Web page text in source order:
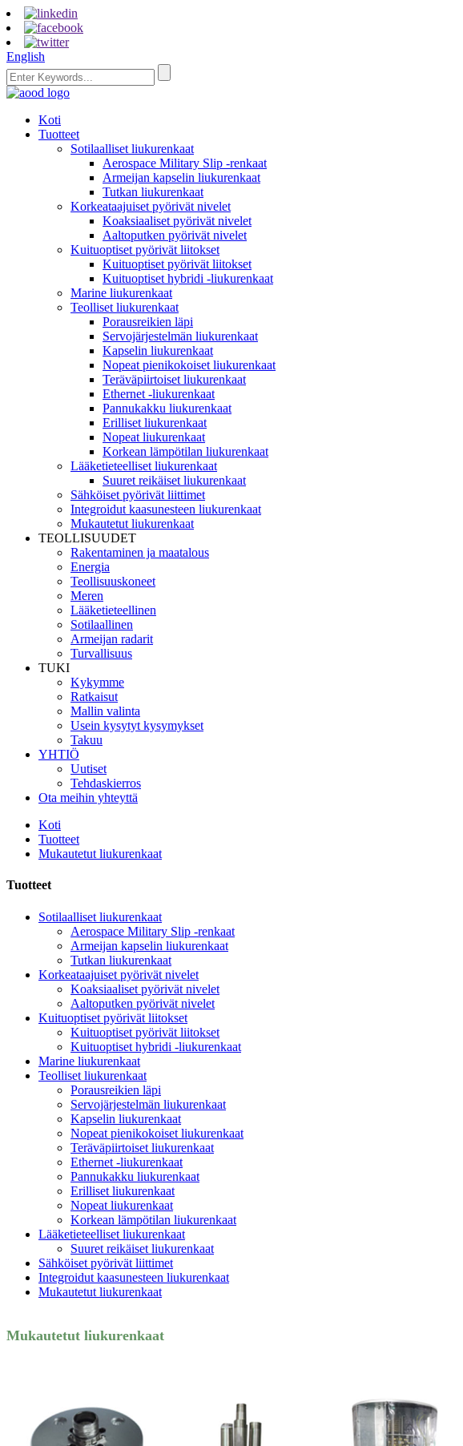
English
Koti
Tuotteet
Sotilaalliset liukurenkaat
Aerospace Military Slip -renkaat
Armeijan kapselin liukurenkaat
Tutkan liukurenkaat
Korkeataajuiset pyörivät nivelet
Koaksiaaliset pyörivät nivelet
Aaltoputken pyörivät nivelet
Kuituoptiset pyörivät liitokset
Kuituoptiset pyörivät liitokset
Kuituoptiset hybridi -liukurenkaat
Marine liukurenkaat
Teolliset liukurenkaat
Porausreikien läpi
Servojärjestelmän liukurenkaat
Kapselin liukurenkaat
Nopeat pienikokoiset liukurenkaat
Teräväpiirtoiset liukurenkaat
Ethernet -liukurenkaat
Pannukakku liukurenkaat
Erilliset liukurenkaat
Nopeat liukurenkaat
Korkean lämpötilan liukurenkaat
Lääketieteelliset liukurenkaat
Suuret reikäiset liukurenkaat
Sähköiset pyörivät liittimet
Integroidut kaasunesteen liukurenkaat
Mukautetut liukurenkaat
TEOLLISUUDET
Rakentaminen ja maatalous
Energia
Teollisuuskoneet
Meren
Lääketieteellinen
Sotilaallinen
Armeijan radarit
Turvallisuus
TUKI
Kykymme
Ratkaisut
Mallin valinta
Usein kysytyt kysymykset
Takuu
YHTIÖ
Uutiset
Tehdaskierros
Ota meihin yhteyttä
Koti
Tuotteet
Mukautetut liukurenkaat
Tuotteet
Sotilaalliset liukurenkaat
Aerospace Military Slip -renkaat
Armeijan kapselin liukurenkaat
Tutkan liukurenkaat
Korkeataajuiset pyörivät nivelet
Koaksiaaliset pyörivät nivelet
Aaltoputken pyörivät nivelet
Kuituoptiset pyörivät liitokset
Kuituoptiset pyörivät liitokset
Kuituoptiset hybridi -liukurenkaat
Marine liukurenkaat
Teolliset liukurenkaat
Porausreikien läpi
Servojärjestelmän liukurenkaat
Kapselin liukurenkaat
Nopeat pienikokoiset liukurenkaat
Teräväpiirtoiset liukurenkaat
Ethernet -liukurenkaat
Pannukakku liukurenkaat
Erilliset liukurenkaat
Nopeat liukurenkaat
Korkean lämpötilan liukurenkaat
Lääketieteelliset liukurenkaat
Suuret reikäiset liukurenkaat
Sähköiset pyörivät liittimet
Integroidut kaasunesteen liukurenkaat
Mukautetut liukurenkaat
Mukautetut liukurenkaat